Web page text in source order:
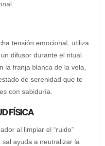
tensión emocional, utiliza
difusor durante el ritual.
la franja blanca de la vela,
de serenidad que te
con sabiduría.
FÍSICA
al limpiar el “ruido”
sal ayuda a neutralizar la